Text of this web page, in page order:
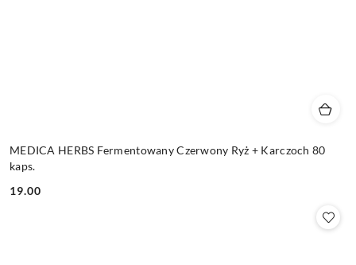
MEDICA HERBS Fermentowany Czerwony Ryż + Karczoch 80
kaps.
Cena:
19.00